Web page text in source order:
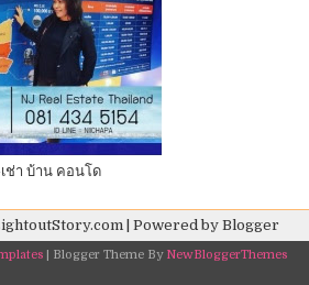
ช่า บ้าน คอนโด
| Powered by Blogger
| Blogger Theme By NewBloggerThemes